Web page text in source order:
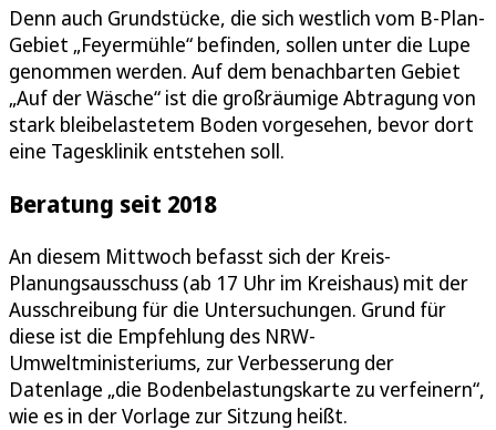
Denn auch Grundstücke, die sich westlich vom B-Plan-
Gebiet „Feyermühle“ befinden, sollen unter die Lupe
genommen werden. Auf dem benachbarten Gebiet
„Auf der Wäsche“ ist die großräumige Abtragung von
stark bleibelastetem Boden vorgesehen, bevor dort
eine Tagesklinik entstehen soll.
Beratung seit 2018
An diesem Mittwoch befasst sich der Kreis-
Planungsausschuss (ab 17 Uhr im Kreishaus) mit der
Ausschreibung für die Untersuchungen. Grund für
diese ist die Empfehlung des NRW-
Umweltministeriums, zur Verbesserung der
Datenlage „die Bodenbelastungskarte zu verfeinern“,
wie es in der Vorlage zur Sitzung heißt.